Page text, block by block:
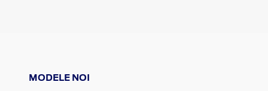
MODELE NOI